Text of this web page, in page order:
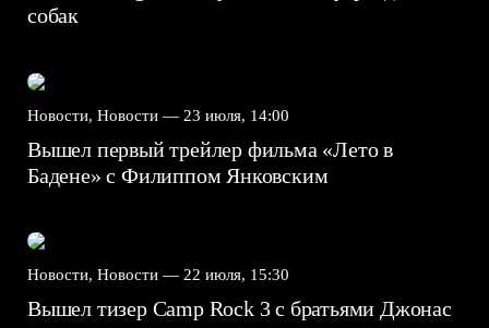
собак
Новости, Новости — 23 июля, 14:00
Вышел первый трейлер фильма «Лето в
Бадене» с Филиппом Янковским
Новости, Новости — 22 июля, 15:30
Вышел тизер Camp Rock 3 с братьями Джонас